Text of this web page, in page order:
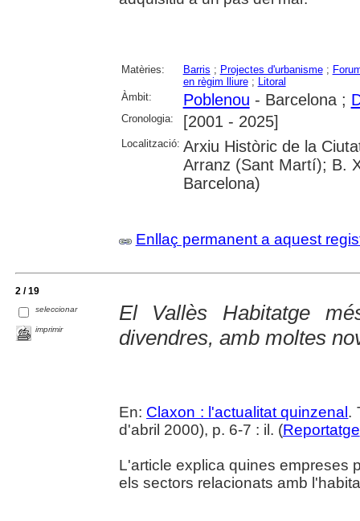
Matèries: Barris ; Projectes d'urbanisme;
en règim lliure;
Litoral
Àmbit:
Poblenou - Barcelona ;
Cronologia: [2001 - 2025]
Localització: Arxiu Històric de la
Arranz (Sant Martí); B.
Barcelona)
Enllaç permanent a aquest
2 / 19
seleccionar
imprimir
El Vallès Habitatge
divendres, amb moltes
En: Claxon : l'actualitat quinzenal .
d'abril 2000), p. 6-7 : il. (Reportatge
L'article explica quines empreses
els sectors relacionats amb